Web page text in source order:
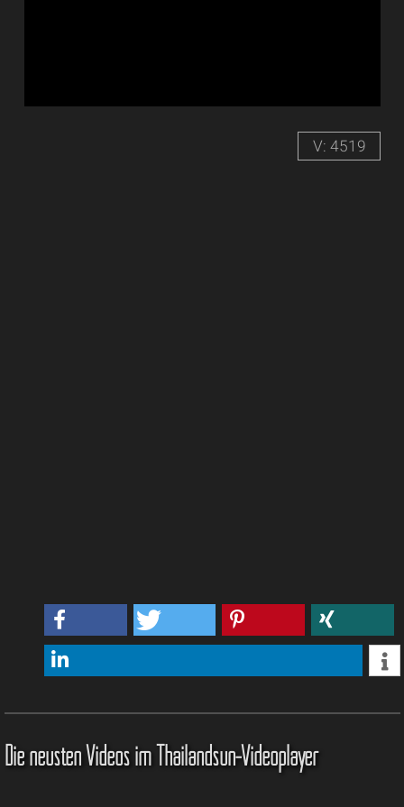
V: 4519
Die neusten Videos im Thailandsun-Videoplayer